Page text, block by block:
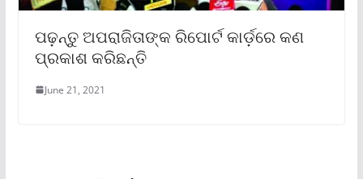
ପଢ଼ନ୍ତୁ ଅପରାଜିତାଙ୍କ ରିପୋର୍ଟ କାର୍ଡ଼ରେ କଣ
ପ୍ରକାଶ କରିଛନ୍ତି
June 21, 2021